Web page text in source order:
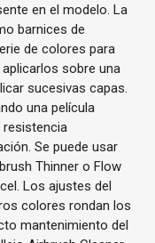
en el modelo. La
barnices de
de colores para
sobre una
sucesivas capas.
una película
resistencia
Se puede usar
Thinner o Flow
Los ajustes del
colores rondan los
mantenimiento del